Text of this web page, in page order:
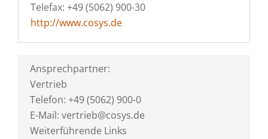
Telefax: +49 (5062) 900-30
http://www.cosys.de
Ansprechpartner:
Vertrieb
Telefon: +49 (5062) 900-0
E-Mail: vertrieb@cosys.de
Weiterführende Links